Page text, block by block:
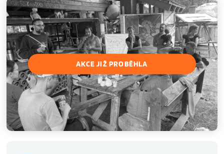
AKCE JIŽ PROBĚHLA